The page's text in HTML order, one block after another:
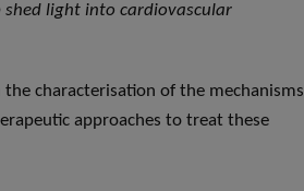
light into cardiovascular
the characterisation of the mechanisms
approaches to treat these